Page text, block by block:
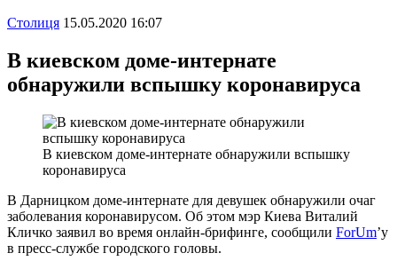
Столиця 15.05.2020 16:07
В киевском доме-интернате
обнаружили вспышку коронавируса
В киевском доме-интернате обнаружили вспышку
коронавируса
В Дарницком доме-интернате для девушек обнаружили очаг
заболевания коронавирусом. Об этом мэр Киева Виталий
Кличко заявил во время онлайн-брифинге, сообщили ForUm’у
в пресс-службе городского головы.